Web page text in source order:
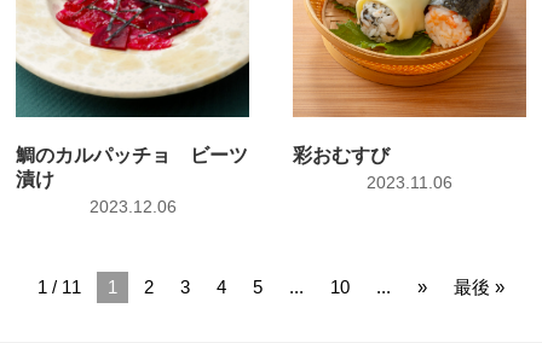
鯛のカルパッチョ ビーツ
漬け
2023.12.06
彩おむすび
2023.11.06
1 / 11 1 2 3 4 5 ... 10 ... » 最後 »